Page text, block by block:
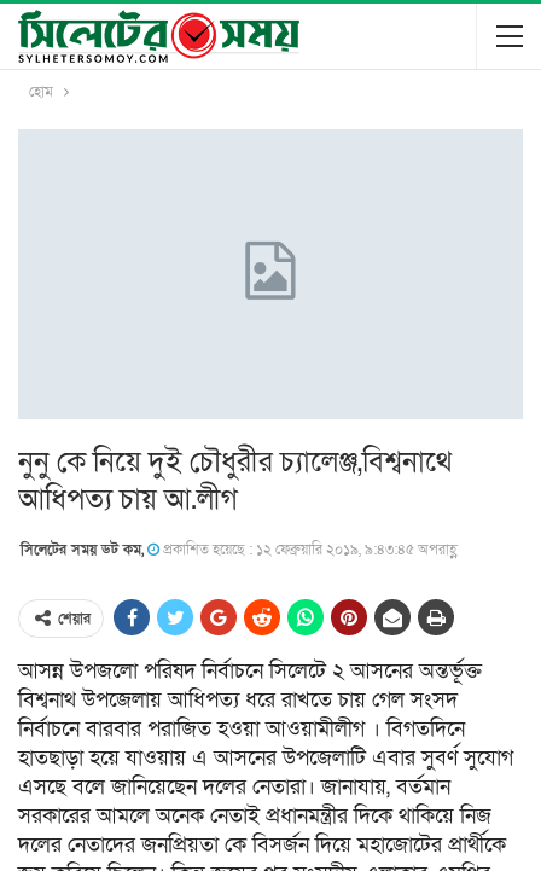
হোম
নুনু কে নিয়ে দুই চৌধুরীর চ্যালেঞ্জ,বিশ্বনাথে
আধিপত্য চায় আ.লীগ
সিলেটের সময় ডট কম, প্রকাশিত হয়েছে : ১২ ফেব্রুয়ারি ২০১৯, ৯:৪৩:৪৫ অপরাহ্ণ
শেয়ার
আসন্ন উপজলো পরিষদ নির্বাচনে সিলেটে ২ আসনের অন্তর্ভূক্ত
বিশ্বনাথ উপজেলায় আধিপত্য ধরে রাখতে চায় গেল সংসদ
নির্বাচনে বারবার পরাজিত হওয়া আওয়ামীলীগ । বিগতদিনে
হাতছাড়া হয়ে যাওয়ায় এ আসনের উপজেলাটি এবার সুবর্ণ সুযোগ
এসছে বলে জানিয়েছেন দলের নেতারা। জানাযায়, বর্তমান
সরকারের আমলে অনেক নেতাই প্রধানমন্ত্রীর দিকে থাকিয়ে নিজ
দলের নেতাদের জনপ্রিয়তা কে বিসর্জন দিয়ে মহাজোটের প্রার্থীকে